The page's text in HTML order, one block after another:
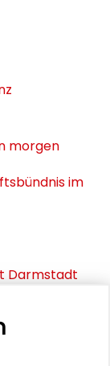
morgen
im
Darmstadt